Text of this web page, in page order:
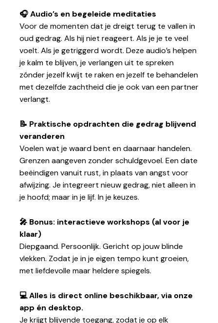
🎧 Audio’s en begeleide meditaties
Voor de momenten dat je dreigt terug te vallen in
oud gedrag. Als hij niet reageert. Als je je te veel
voelt. Als je getriggerd wordt. Deze audio’s helpen
je kalm te blijven, je verlangen uit te spreken
zónder jezelf kwijt te raken en jezelf te behandelen
met dezelfde zachtheid die je ook van een partner
verlangt.
📝 Praktische opdrachten die gedrag blijvend
veranderen
Voelen wat je waard bent en daarnaar handelen.
Grenzen aangeven zonder schuldgevoel. Een date
beëindigen vanuit rust, in plaats van angst voor
afwijzing. Je integreert nieuw gedrag, niet alleen in
je hoofd; maar in je lijf. In je keuzes.
🎤 Bonus: interactieve workshops (al voor je
klaar)
Diepgaand. Persoonlijk. Gericht op jouw blinde
vlekken. Zodat je in je eigen tempo kunt groeien,
met liefdevolle maar heldere spiegels.
💻 Alles is direct online beschikbaar, via onze
app én desktop.
Je krijgt blijvende toegang, zodat je op elk